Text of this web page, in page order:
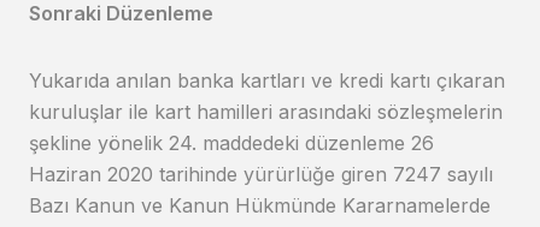
Sonraki Düzenleme
Yukarıda anılan banka kartları ve kredi kartı çıkaran
kuruluşlar ile kart hamilleri arasındaki sözleşmelerin
şekline yönelik 24. maddedeki düzenleme 26
Haziran 2020 tarihinde yürürlüğe giren 7247 sayılı
Bazı Kanun ve Kanun Hükmünde Kararnamelerde